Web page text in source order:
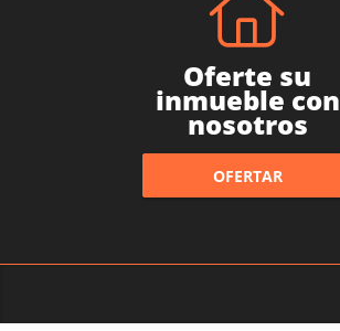
Oferte su
inmueble con
nosotros
OFERTAR